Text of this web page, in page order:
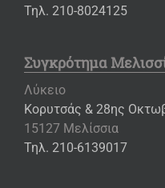
Τηλ. 210-8024125
Συγκρότημα
Λύκειο
Κορυτσάς & 28ης
15127 Μελίσσια
Τηλ. 210-6139017